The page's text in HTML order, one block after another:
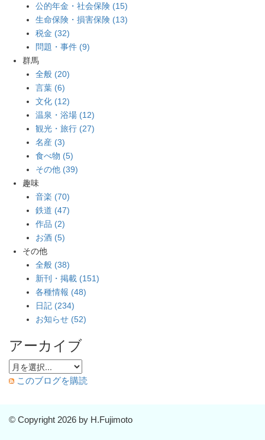
公的年金・社会保険 (15)
生命保険・損害保険 (13)
税金 (32)
問題・事件 (9)
群馬
全般 (20)
言葉 (6)
文化 (12)
温泉・浴場 (12)
観光・旅行 (27)
名産 (3)
食べ物 (5)
その他 (39)
趣味
音楽 (70)
鉄道 (47)
作品 (2)
お酒 (5)
その他
全般 (38)
新刊・掲載 (151)
各種情報 (48)
日記 (234)
お知らせ (52)
アーカイブ
このブログを購読
© Copyright 2026 by H.Fujimoto